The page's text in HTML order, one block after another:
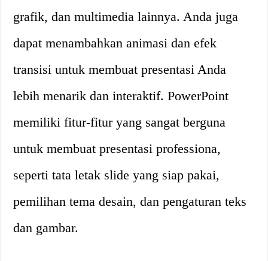
grafik, dan multimedia lainnya. Anda juga
dapat menambahkan animasi dan efek
transisi untuk membuat presentasi Anda
lebih menarik dan interaktif. PowerPoint
memiliki fitur-fitur yang sangat berguna
untuk membuat presentasi professiona,
seperti tata letak slide yang siap pakai,
pemilihan tema desain, dan pengaturan teks
dan gambar.